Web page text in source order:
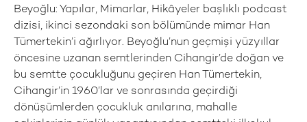
Beyoğlu: Yapılar, Mimarlar, Hikâyeler başlıklı podcast
dizisi, ikinci sezondaki son bölümünde mimar Han
Tümertekin’i ağırlıyor. Beyoğlu’nun geçmişi yüzyıllar
öncesine uzanan semtlerinden Cihangir’de doğan ve
bu semtte çocukluğunu geçiren Han Tümertekin,
Cihangir’in 1960’lar ve sonrasında geçirdiği
dönüşümlerden çocukluk anılarına, mahalle